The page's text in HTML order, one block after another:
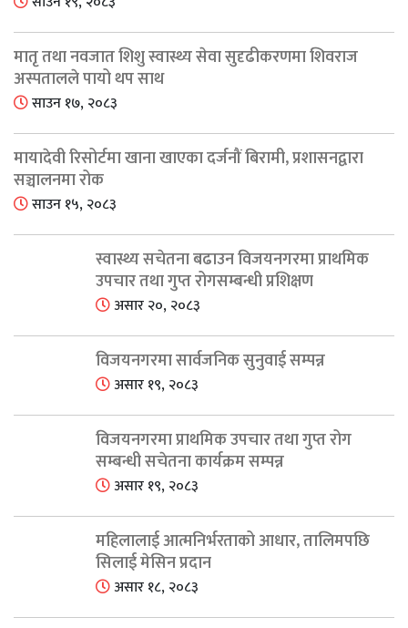
मातृ तथा नवजात शिशु स्वास्थ्य सेवा सुदृढीकरणमा शिवराज
अस्पतालले पायो थप साथ
साउन १७, २०८३
मायादेवी रिसोर्टमा खाना खाएका दर्जनौं बिरामी, प्रशासनद्वारा
सञ्चालनमा रोक
साउन १५, २०८३
स्वास्थ्य सचेतना बढाउन विजयनगरमा प्राथमिक
उपचार तथा गुप्त रोगसम्बन्धी प्रशिक्षण
असार २०, २०८३
विजयनगरमा सार्वजनिक सुनुवाई सम्पन्न
असार १९, २०८३
विजयनगरमा प्राथमिक उपचार तथा गुप्त रोग
सम्बन्धी सचेतना कार्यक्रम सम्पन्न
असार १९, २०८३
महिलालाई आत्मनिर्भरताको आधार, तालिमपछि
सिलाई मेसिन प्रदान
असार १८, २०८३